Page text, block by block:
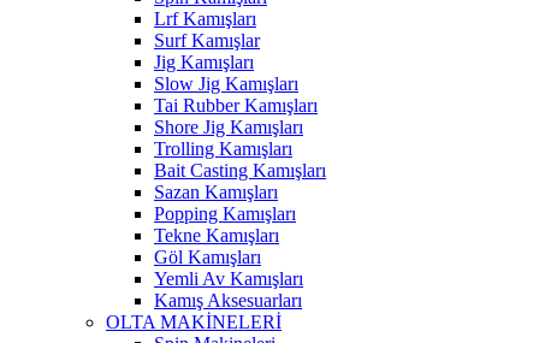
Lrf Kamışları
Surf Kamışlar
Jig Kamışları
Slow Jig Kamışları
Tai Rubber Kamışları
Shore Jig Kamışları
Trolling Kamışları
Bait Casting Kamışları
Sazan Kamışları
Popping Kamışları
Tekne Kamışları
Göl Kamışları
Yemli Av Kamışları
Kamış Aksesuarları
OLTA MAKİNELERİ